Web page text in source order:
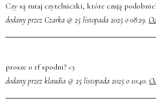
Czy są tutaj czytelniczki, które czują
dodany przez Czarka @ 25 listopada 2025 o 08:29.
prosze o rf spodni? <3
dodany przez klaudia @ 25 listopada 2025 o 10:40.